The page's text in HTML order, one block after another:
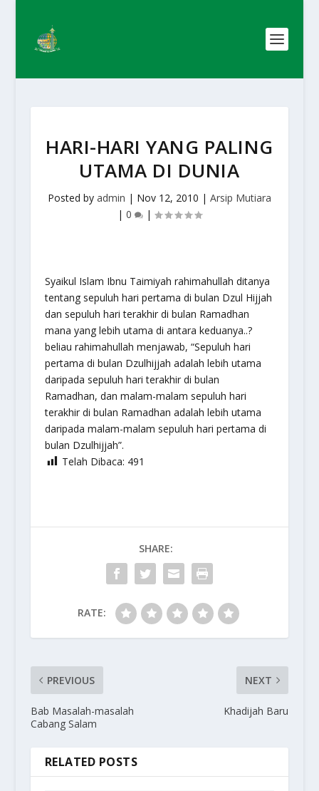
HARI-HARI YANG PALING
UTAMA DI DUNIA
Posted by admin | Nov 12, 2010 | Arsip Mutiara
| 0 |
Syaikul Islam Ibnu Taimiyah rahimahullah ditanya
tentang sepuluh hari pertama di bulan Dzul Hijjah
dan sepuluh hari terakhir di bulan Ramadhan
mana yang lebih utama di antara keduanya..?
beliau rahimahullah menjawab, “Sepuluh hari
pertama di bulan Dzulhijjah adalah lebih utama
daripada sepuluh hari terakhir di bulan
Ramadhan, dan malam-malam sepuluh hari
terakhir di bulan Ramadhan adalah lebih utama
daripada malam-malam sepuluh hari pertama di
bulan Dzulhijjah”.
Telah Dibaca: 491
SHARE:
RATE:
PREVIOUS
Bab Masalah-masalah
Cabang Salam
NEXT
Khadijah Baru
RELATED POSTS